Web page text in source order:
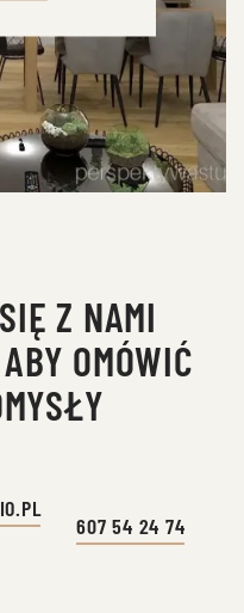
Z NAMI
OMÓWIĆ
607 54 24 74